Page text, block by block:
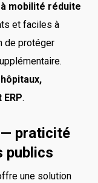
mobilité réduite
et faciles à
de protéger
.
— praticité
publics
une solution